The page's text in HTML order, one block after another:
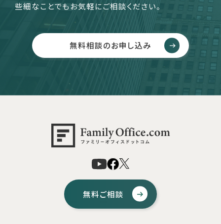
些細なことでもお気軽にご相談ください。
無料相談のお申し込み
無料ご相談